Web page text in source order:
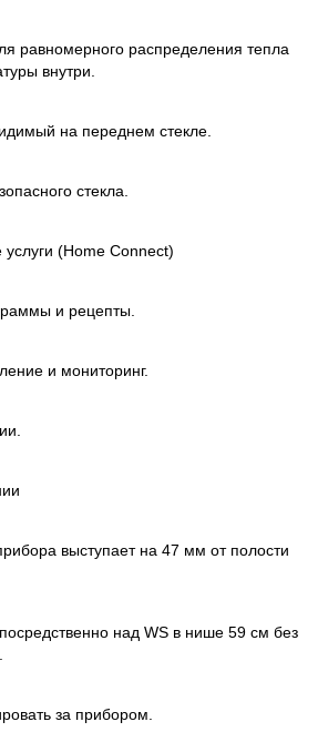
равномерного распределения тепла
внутри.
на переднем стекле.
стекла.
(Home Connect)
и рецепты.
и мониторинг.
выступает на 47 мм от полости
над WS в нише 59 см без
за прибором.